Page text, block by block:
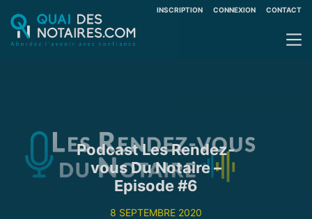
INSCRIPTION CONNEXION CONTACT
Podcast Les Rendez-
vous Du Notaire –
Episode #6
8 SEPTEMBRE 2020